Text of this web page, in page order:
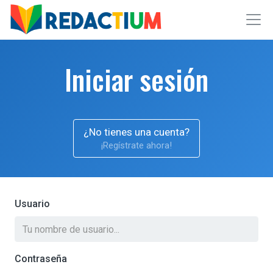
Iniciar sesión
¿No tienes una cuenta?
¡Regístrate ahora!
Usuario
Contraseña